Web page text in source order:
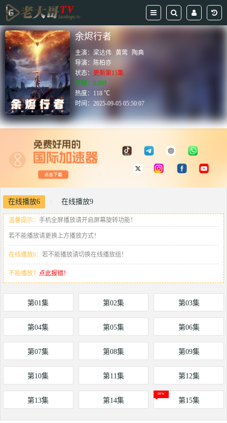
余烬行者
主演：梁达伟 黄莺
陶典
导演：
陈柏亦
状态：
更新第15集
豆瓣：0.0分
热度：118 ℃
时间：2025-09-05 05:50:07
在线播放6 在线播放9
温馨提示： 手机全屏播放请开启屏幕旋转功能！
若不能播放请更换上方播放方式！
在线播放6： 若不能播放请切换在线播放组！
不能播放？ 点此报错！
第01集 第02集 第03集
第04集 第05集 第06集
第07集 第08集 第09集
第10集 第11集 第12集
第13集 第14集 第15集